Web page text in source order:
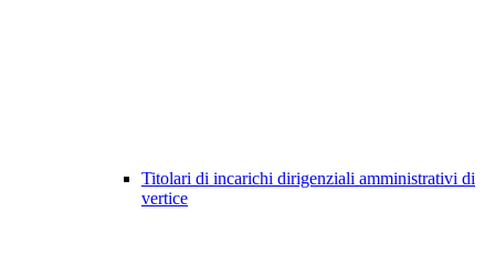
Titolari di incarichi dirigenziali amministrativi di
vertice